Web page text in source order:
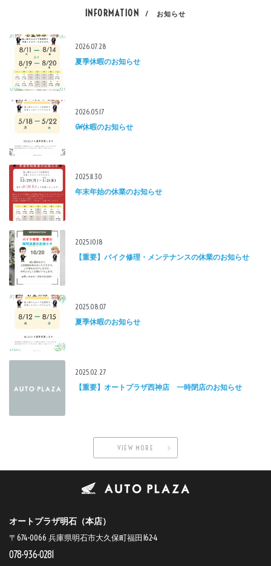
INFORMATION / お知らせ
2026.07.28
夏季休暇のお知らせ
2026.05.17
GW休暇のお知らせ
2025.11.30
年末年始の休業のお知らせ
2025.10.18
【重要】バイク修理・メンテナンスの休業のお知らせ
2025.08.07
夏季休暇のお知らせ
2025.02.27
【重要】オートプラザ西神店 一時閉店のお知らせ
VIEW MORE
オートプラザ明石（本店）
〒674-0066 兵庫県明石市大久保町福田162-4
078-936-0281